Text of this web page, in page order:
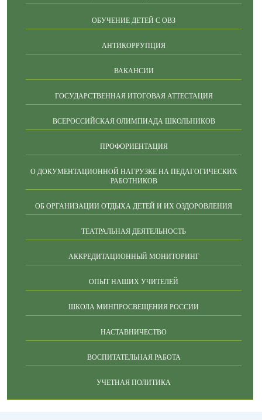
ОБУЧЕНИЕ ДЕТЕЙ С ОВЗ
АНТИКОРРУПЦИЯ
ВАКАНСИИ
ГОСУДАРСТВЕННАЯ ИТОГОВАЯ АТТЕСТАЦИЯ
ВСЕРОССИЙСКАЯ ОЛИМПИАДА ШКОЛЬНИКОВ
ПРОФОРИЕНТАЦИЯ
О ДОКУМЕНТАЦИОННОЙ НАГРУЗКЕ НА ПЕДАГОГИЧЕСКИХ
РАБОТНИКОВ
ОБ ОРГАНИЗАЦИИ ОТДЫХА ДЕТЕЙ И ИХ ОЗДОРОВЛЕНИЯ
ТЕАТРАЛЬНАЯ ДЕЯТЕЛЬНОСТЬ
АККРЕДИТАЦИОННЫЙ МОНИТОРИНГ
ОПЫТ НАШИХ УЧИТЕЛЕЙ
ШКОЛА МИНПРОСВЕЩЕНИЯ РОССИИ
НАСТАВНИЧЕСТВО
ВОСПИТАТЕЛЬНАЯ РАБОТА
УЧЕТНАЯ ПОЛИТИКА